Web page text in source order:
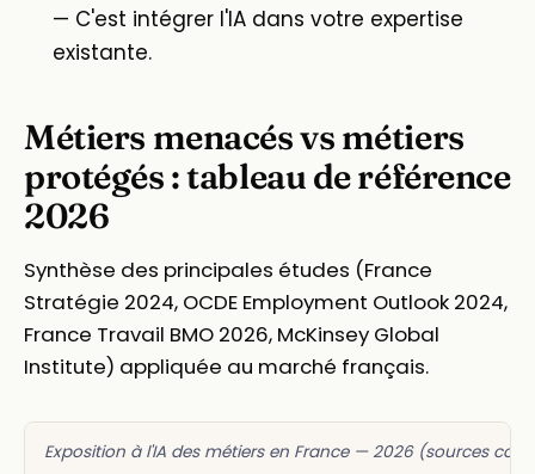
— C'est intégrer l'IA dans votre expertise
existante.
Métiers menacés vs métiers
protégés : tableau de référence
2026
Synthèse des principales études (France
Stratégie 2024, OCDE Employment Outlook 2024,
France Travail BMO 2026, McKinsey Global
Institute) appliquée au marché français.
Exposition à l'IA des métiers en France — 2026 (sources